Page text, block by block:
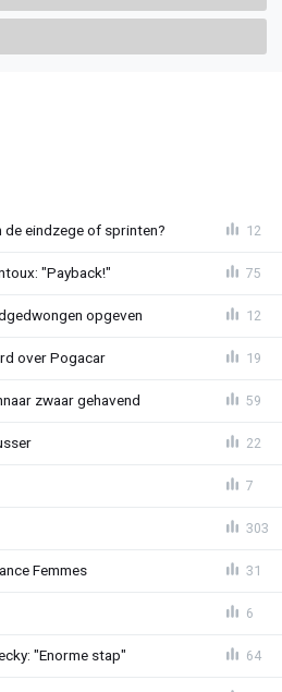
de eindzege of sprinten? 12
"Payback!" 75
opgeven 12
over Pogacar 19
zwaar gehavend 59
22
7
303
Femmes 31
6
"Enorme stap" 64